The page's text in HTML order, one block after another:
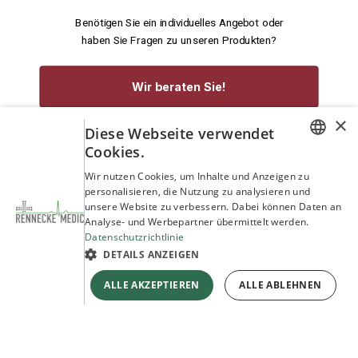
Benötigen Sie ein individuelles Angebot oder
haben Sie Fragen zu unseren Produkten?
Wir beraten Sie!
service@rennecke-medic.com +49 1573 933272
ENGLISH
×
Diese Webseite verwendet
Cookies.
Wir nutzen Cookies, um Inhalte und Anzeigen zu
personalisieren, die Nutzung zu analysieren und
unsere Website zu verbessern. Dabei können Daten an
Analyse- und Werbepartner übermittelt werden.
Datenschutzrichtlinie
DETAILS ANZEIGEN
ALLE AKZEPTIEREN ALLE ABLEHNEN